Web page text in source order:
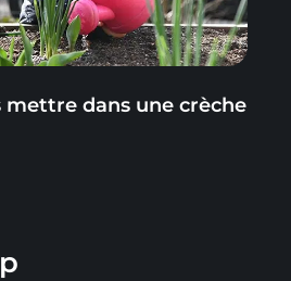
mettre dans une crèche